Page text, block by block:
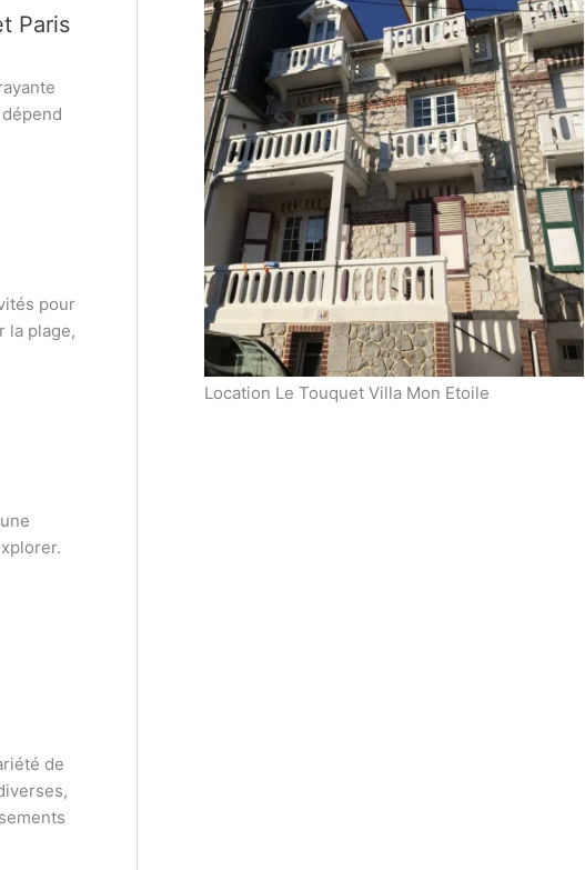
Paris
pour
la plage,
de
Location Le Touquet Villa Mon Etoile